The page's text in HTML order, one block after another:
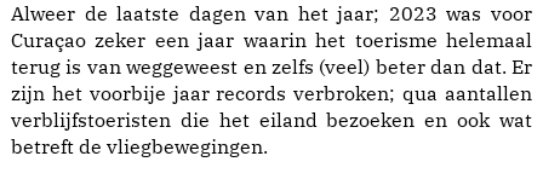
Alweer de laatste dagen van het jaar; 2023 was voor
Curaçao zeker een jaar waarin het toerisme helemaal
terug is van weggeweest en zelfs (veel) beter dan dat. Er
zijn het voorbije jaar records verbroken; qua aantallen
verblijfstoeristen die het eiland bezoeken en ook wat
betreft de vliegbewegingen.